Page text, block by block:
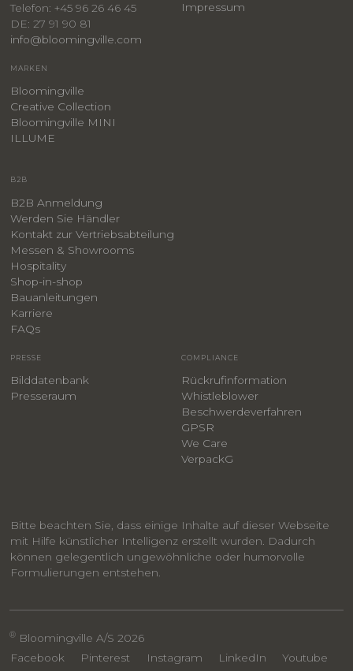
Telefon: +45 96 26 46 45
DE: 27 91 90 81
info@bloomingville.com
Impressum
MARKEN
Bloomingville
Creative Collection
Bloomingville MINI
ILLUME
B2B
B2B Anmeldung
Werden Sie Händler
Kontakt zur Vertriebsabteilung
Messen & Showrooms
Hospitality
Shop-in-shop
Bauanleitungen
​Karriere
FAQs
PRESSE
Bilddatenbank
Presseraum
COMPLIANCE
Rückrufinformation
Whistleblower
​Beschwerdeverfahren
GPSR
We Care
VerpackG
Bitte beachten Sie, dass einige Inhalte auf dieser Webseite
mit Hilfe künstlicher Intelligenz erstellt wurden. Dadurch
können gelegentlich ungewöhnliche oder humorvolle
Formulierungen entstehen.
® Bloomingville A/S 2026
Facebook
Pinterest Instagram LinkedIn Youtube